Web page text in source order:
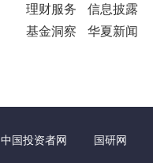
理财服务
信息披露
基金洞察
华夏新闻
中国投资者网 国研网